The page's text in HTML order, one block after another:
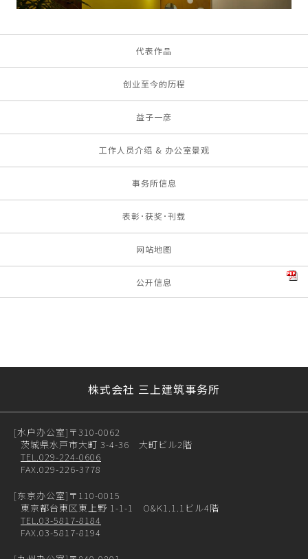
代表作品
创业至今的历程
益子一彦
工作人员介绍 & 办公室景观
事务所信息
表彰･获奖･刊载
网站地图
公开信息
株式会社 三上建筑事务所
[水户办公室] 〒310-0062
茨城県水戸市大町 3-4-36 大町ビル2階
TEL.029-224-0606
FAX.029-226-3778
[东京办公室] 〒110-0015
東京都台東区東上野 1-1-1 O&K1.1.1ビル4階
TEL.03-5817-8184
FAX.03-5817-8194